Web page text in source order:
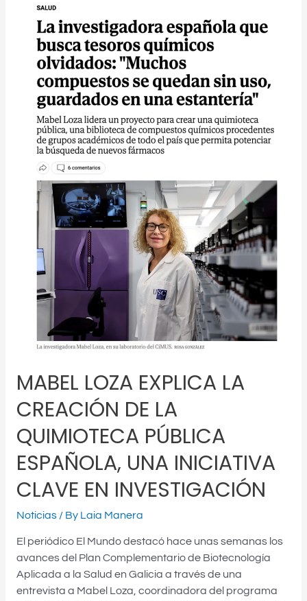
MABEL LOZA EXPLICA LA
CREACIÓN DE LA
QUIMIOTECA PÚBLICA
ESPAÑOLA, UNA INICIATIVA
CLAVE EN INVESTIGACIÓN
Noticias/ By Laia Manera
El periódico El Mundo destacó hace unas semanas los
avances del Plan Complementario de Biotecnología
Aplicada a la Salud en Galicia a través de una
entrevista a Mabel Loza, coordinadora del programa
MABEL
LOZA
EXPLICA
QUIMIOTECA
PÚBLICA
ESPAÑOLA,
INICIATIVA
CLAVE
INVESTIGACIÓN